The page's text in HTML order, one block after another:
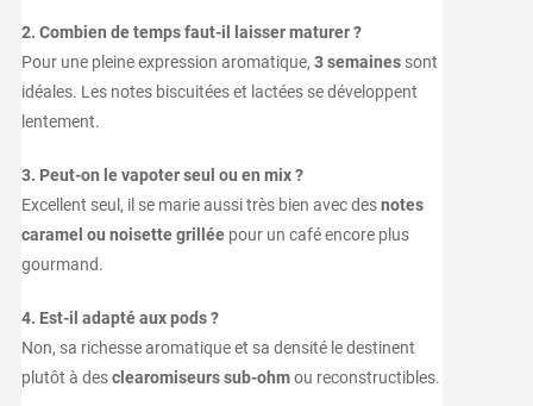
2. Combien de temps faut-il laisser maturer ?
Pour une pleine expression aromatique, 3 semainessont
idéales. Les notes biscuitées et lactées se développent
lentement.
3. Peut-on le vapoter seul ou en mix ?
Excellent seul, il se marie aussi très bien avec desnotes
caramel ou noisette grilléepour un café encore plus
gourmand.
4. Est-il adapté aux pods ?
Non, sa richesse aromatique et sa densité le destinent
plutôt à desclearomiseurs sub-ohmou reconstructibles.